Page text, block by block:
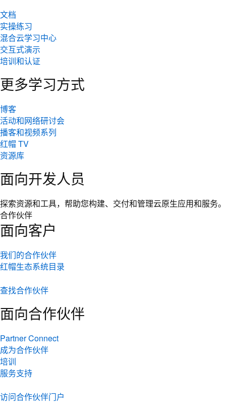
文档
实操练习
混合云学习中心
交互式演示
培训和认证
更多学习方式
博客
活动和网络研讨会
播客和视频系列
红帽 TV
资源库
面向开发人员
探索资源和工具，帮助您构建、交付和管理云原生应用和服务。
合作伙伴
面向客户
我们的合作伙伴
红帽生态系统目录
查找合作伙伴
面向合作伙伴
Partner Connect
成为合作伙伴
培训
服务支持
访问合作伙伴门户